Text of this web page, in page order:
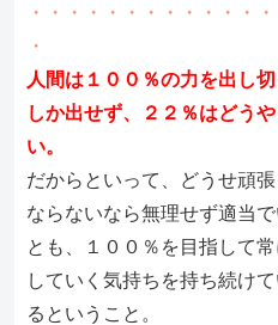
・・・・・・・・・・・・
・
人間は１００％の力を出し
しか出せず、２２％はどう
い。
だからといって、どうせ頑
ならないなら無理せず適当
とも、１００％を目指して
していく気持ちを持ち続け
るということ。